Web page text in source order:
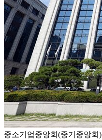
중소기업중앙회(중기중앙회